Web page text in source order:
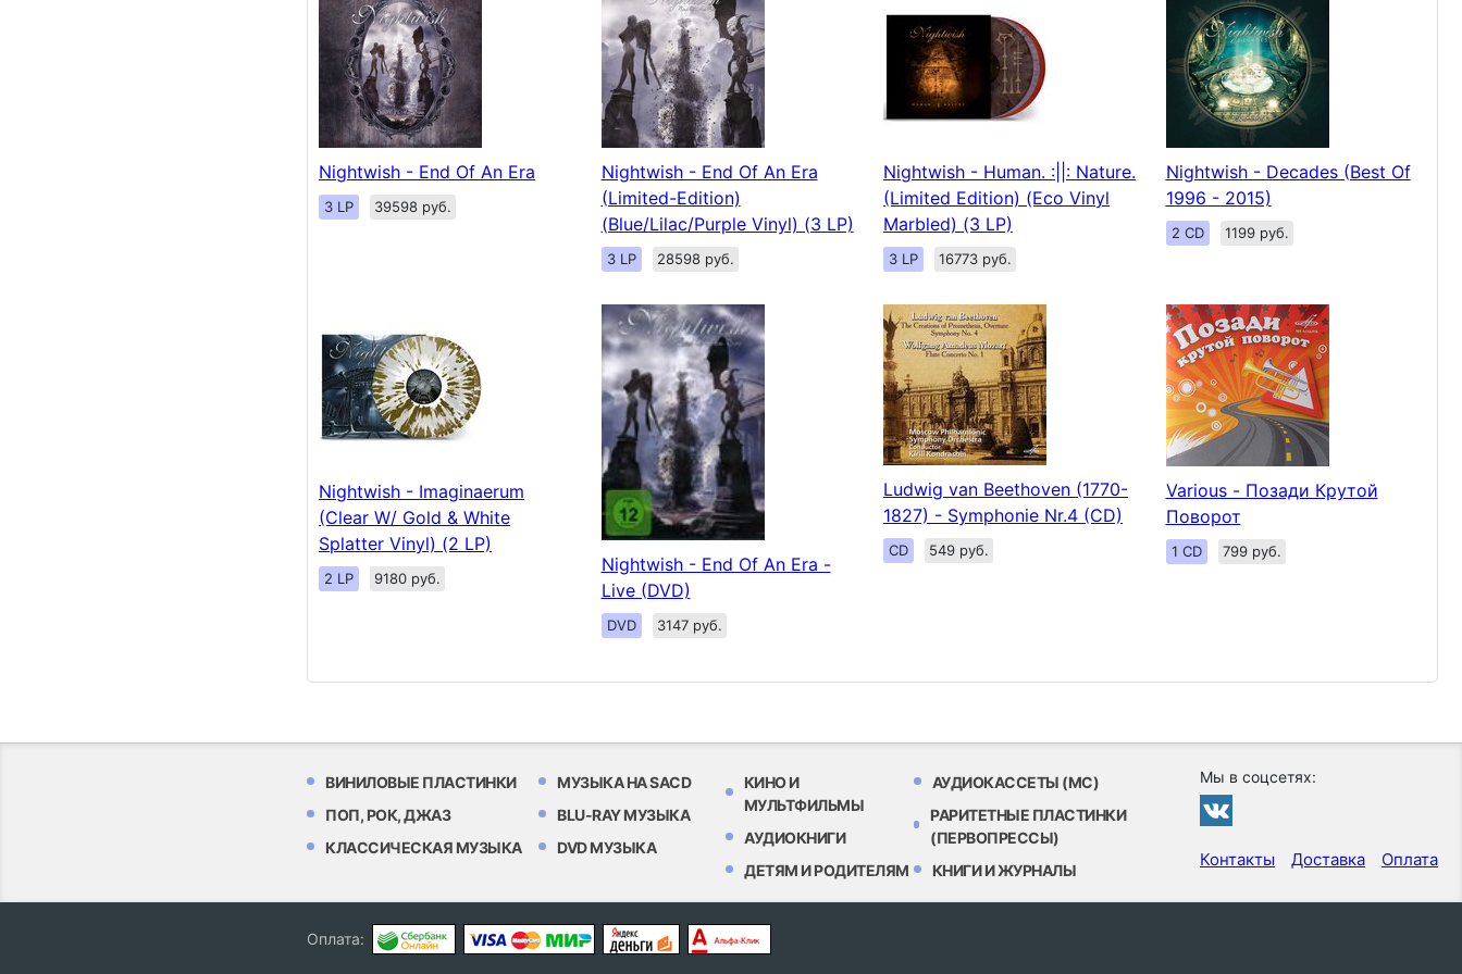
Nightwish - End Of An Era
3 LP 39598 руб.
Nightwish - End Of An Era
(Limited-Edition)
(Blue/Lilac/Purple Vinyl) (3 LP)
3 LP 28598 руб.
Nightwish - Human. :||: Nature.
(Limited Edition) (Eco Vinyl
Marbled) (3 LP)
3 LP 16773 руб.
Nightwish - Decades (Best Of
1996 - 2015)
2 CD 1199 руб.
Nightwish - Imaginaerum
(Clear W/ Gold & White
Splatter Vinyl) (2 LP)
2 LP 9180 руб.
Nightwish - End Of An Era -
Live (DVD)
DVD 3147 руб.
Ludwig van Beethoven (1770-
1827) - Symphonie Nr.4 (CD)
CD 549 руб.
Various - Позади Крутой
Поворот
1 CD 799 руб.
ВИНИЛОВЫЕ ПЛАСТИНКИ
ПОП, РОК, ДЖАЗ
КЛАССИЧЕСКАЯ МУЗЫКА
МУЗЫКА НА SACD
BLU-RAY МУЗЫКА
DVD МУЗЫКА
КИНО И
МУЛЬТФИЛЬМЫ
АУДИОКНИГИ
ДЕТЯМ И РОДИТЕЛЯМ
АУДИОКАССЕТЫ (MC)
РАРИТЕТНЫЕ ПЛАСТИНКИ
(ПЕРВОПРЕССЫ)
КНИГИ И ЖУРНАЛЫ
Мы в соцсетях:
Контакты Доставка Оплата
Оплата: